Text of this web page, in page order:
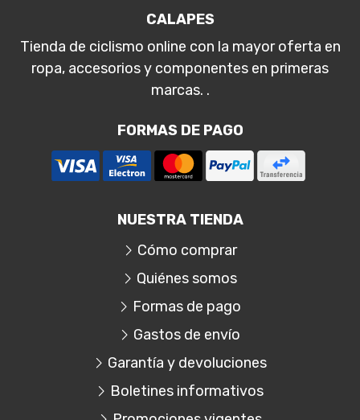
CALAPES
Tienda de ciclismo online con la mayor oferta en
ropa, accesorios y componentes en primeras
marcas. .
FORMAS DE PAGO
NUESTRA TIENDA
Cómo comprar
Quiénes somos
Formas de pago
Gastos de envío
Garantía y devoluciones
Boletines informativos